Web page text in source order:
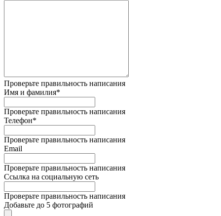
Проверьте правильность написания
Имя и фамилия*
Проверьте правильность написания
Телефон*
Проверьте правильность написания
Email
Проверьте правильность написания
Ссылка на социальную сеть
Проверьте правильность написания
Добавьте до 5 фотографий